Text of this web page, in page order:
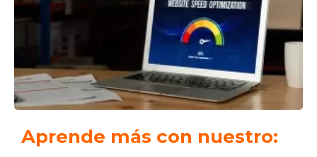
Aprende más con nuestro: